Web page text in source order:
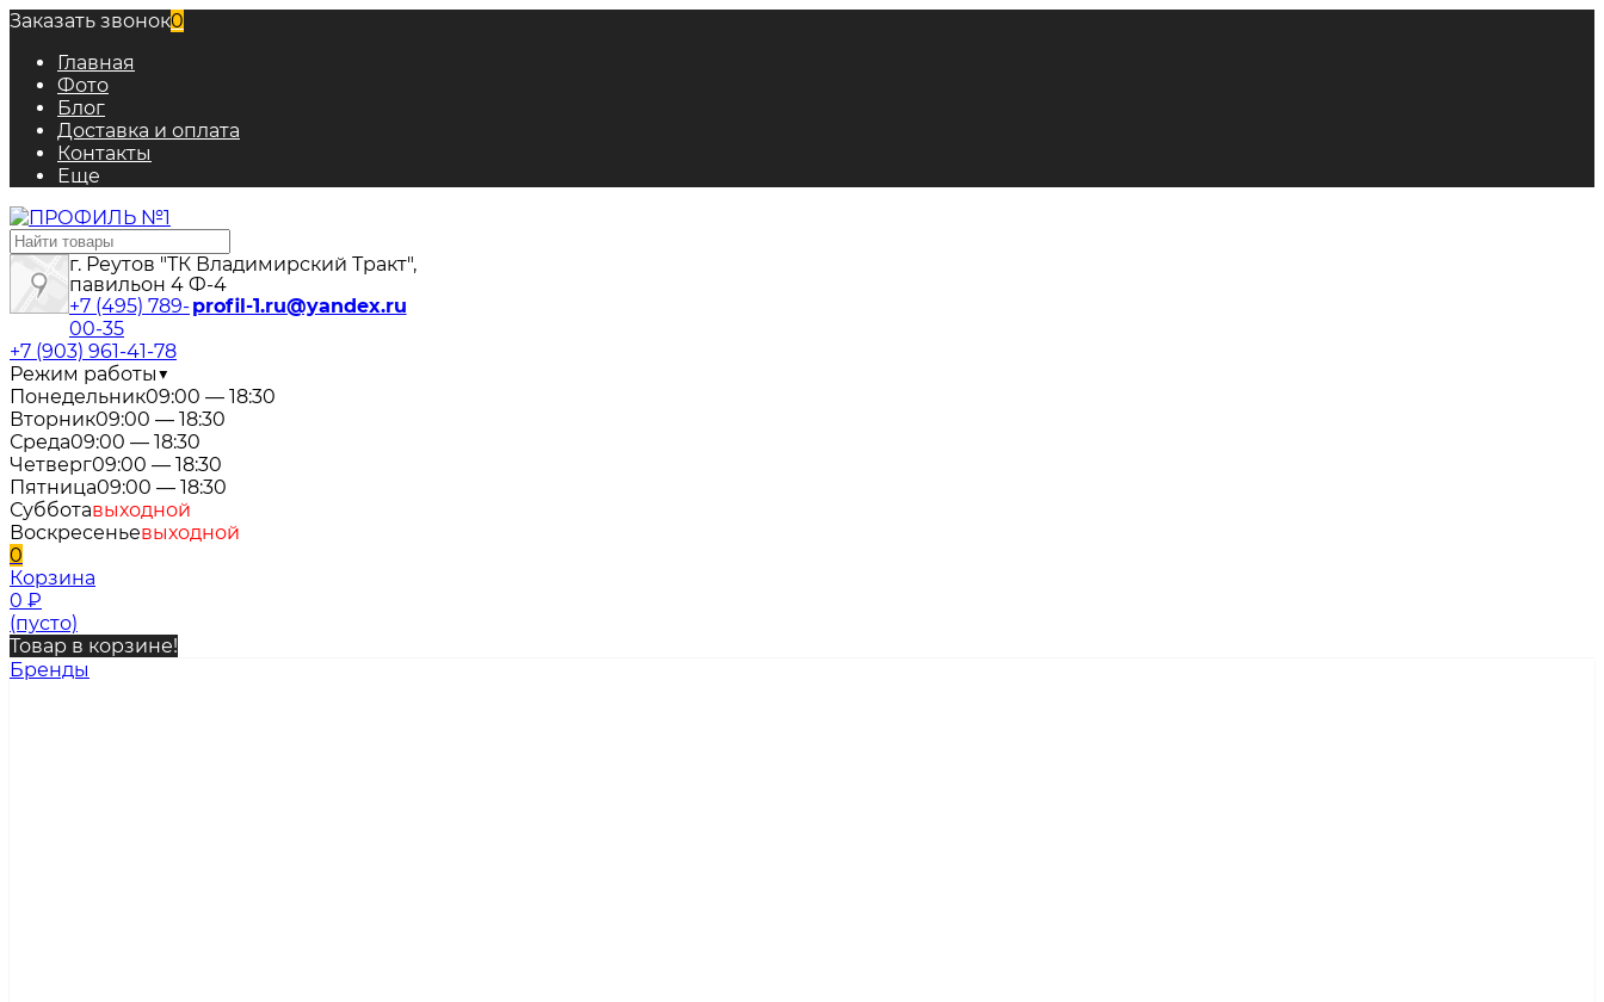
Заказать звонок0
Главная
Фото
Блог
Доставка и оплата
Контакты
Еще
г. Реутов "ТК Владимирский Тракт",
павильон 4 Ф-4
profil-1.ru@yandex.ru
+7 (495) 789-
00-35
+7 (903) 961-41-78
Режим работы▼
Понедельник09:00 — 18:30
Вторник09:00 — 18:30
Среда09:00 — 18:30
Четверг09:00 — 18:30
Пятница09:00 — 18:30
Субботавыходной
Воскресеньевыходной
0
Корзина
0 ₽
(пусто)
Товар в корзине!
Бренды